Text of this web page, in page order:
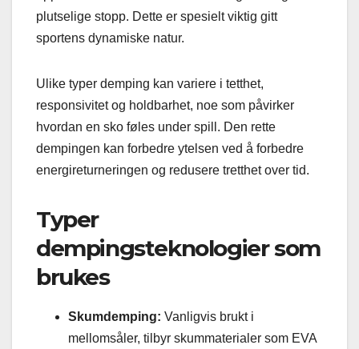
plutselige stopp. Dette er spesielt viktig gitt
sportens dynamiske natur.
Ulike typer demping kan variere i tetthet,
responsivitet og holdbarhet, noe som påvirker
hvordan en sko føles under spill. Den rette
dempingen kan forbedre ytelsen ved å forbedre
energireturneringen og redusere tretthet over tid.
Typer
dempingsteknologier som
brukes
Skumdemping: Vanligvis brukt i
mellomsåler, tilbyr skummaterialer som EVA